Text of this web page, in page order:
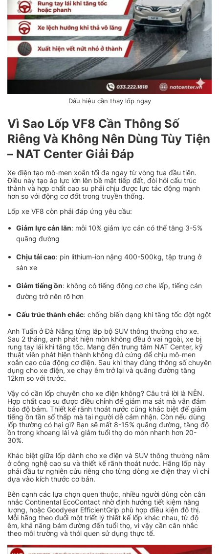
Dấu hiệu cần thay lốp ngay
Vì Sao Lốp VF8 Cần Thông Số
Riêng Và Không Nên Dùng Tùy Tiện
– NAT Center Giải Đáp
Xe điện tạo mô-men xoắn tối đa ngay từ vòng tua đầu tiên.
Điều này tạo áp lực lớn lên bề mặt tiếp đất, đòi hỏi cấu trúc
thành và hợp chất cao su phải chịu được lực tác động mạnh
hơn so với động cơ đốt trong truyền thống.
Lốp xe VF8 còn phải đáp ứng yêu cầu:
Giảm lực cản lăn: mỗi 10% giảm lực cản có thể tăng 3-5%
quãng đường
Chịu tải cao: pin lithium-ion nặng 400-500kg, tập trung ở
sàn xe
Giảm tiếng ồn: không có tiếng động cơ che lấp, tiếng cán
đường trở nên rõ hơn
Cấu trúc thành chắc: chống biến dạng khi tăng tốc đột ngột
Anh Tuấn ở Đà Nẵng từng lắp bộ SUV thông thường cho xe.
Sau 2 tháng, anh phát hiện mòn không đều ở vai ngoài, xe bị
rung tay lái khi tăng tốc. Mang đến trung tâm NAT Center, kỹ
thuật viên phát hiện thành không đủ cứng để chịu mô-men
xoắn cao của động cơ điện. Sau khi thay đúng thông số chuyên
dụng cho xe điện, xe chạy êm trở lại và quãng đường tăng
12km so với trước.
Vậy có cần lốp chuyên cho xe điện không? Câu trả lời là NÊN.
Hợp chất cao su được điều chỉnh để giảm ma sát mà vẫn đảm
bảo độ bám. Thiết kế rãnh thoát nước cũng khác biệt để giảm
tiếng ồn tần số thấp mà tai người dễ cảm nhận. Còn nếu dùng
lốp thường có hại gì? Bạn sẽ mất 8-15% quãng đường, tăng độ
ồn trong khoang lái và giảm tuổi thọ do mòn nhanh hơn 20-
30%.
Khác biệt giữa lốp dành cho xe điện và SUV thông thường nằm
ở công nghệ cao su và thiết kế rãnh thoát nước. Hãng lốp này
phải đầu tư nghiên cứu riêng cho từng dòng xe điện thay vì chỉ
dựa vào kích thước cơ bản.
Bên cạnh các lựa chọn quen thuộc, nhiều người dùng còn cân
nhắc Continental EcoContact nhờ định hướng tiết kiệm năng
lượng, hoặc Goodyear EfficientGrip phù hợp điều kiện đô thị.
Mỗi hãng theo đuổi một triết lý thiết kế lốp khác nhau, từ độ
êm, khả năng bám đường đến tuổi thọ, vì vậy cần cân nhắc
theo môi trường và thói quen sử dụng thực tế.